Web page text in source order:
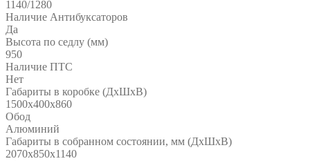
1140/1280
Наличие Антибуксаторов
Да
Высота по седлу (мм)
950
Наличие ПТС
Нет
Габариты в коробке (ДхШхВ)
1500х400х860
Обод
Алюминий
Габариты в собранном состоянии, мм (ДхШхВ)
2070х850х1140